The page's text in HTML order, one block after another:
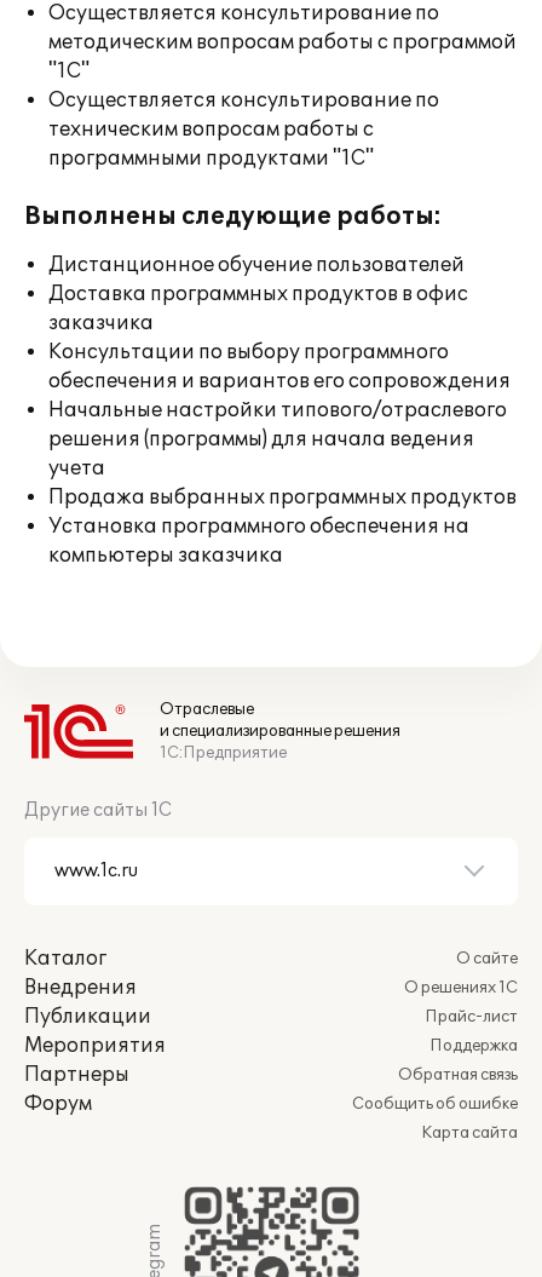
Осуществляется консультирование по
методическим вопросам работы с программой
"1С"
Осуществляется консультирование по
техническим вопросам работы с
программными продуктами "1С"
Выполнены следующие работы:
Дистанционное обучение пользователей
Доставка программных продуктов в офис
заказчика
Консультации по выбору программного
обеспечения и вариантов его сопровождения
Начальные настройки типового/отраслевого
решения (программы) для начала ведения
учета
Продажа выбранных программных продуктов
Установка программного обеспечения на
компьютеры заказчика
Отраслевые
и специализированные решения
1С:Предприятие
Другие сайты 1С
Каталог
Внедрения
Публикации
Мероприятия
Партнеры
Форум
О сайте
О решениях 1С
Прайс-лист
Поддержка
Обратная связь
Сообщить об ошибке
Карта сайта